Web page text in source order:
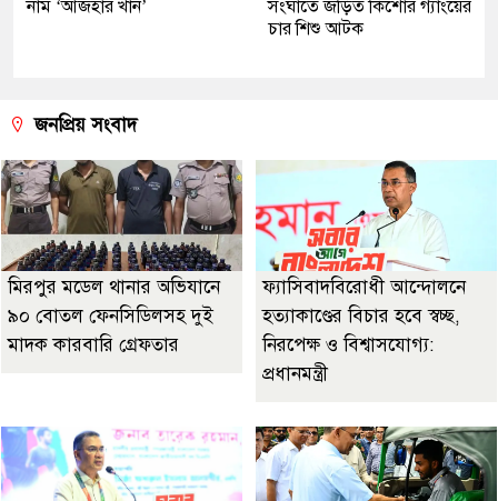
নাম ‘আজহার খান’
সংঘাতে জড়িত কিশোর গ্যাংয়ের
চার শিশু আটক
জনপ্রিয় সংবাদ
মিরপুর মডেল থানার অভিযানে
৯০ বোতল ফেনসিডিলসহ দুই
মাদক কারবারি গ্রেফতার
ফ্যাসিবাদবিরোধী আন্দোলনে
হত্যাকাণ্ডের বিচার হবে স্বচ্ছ,
নিরপেক্ষ ও বিশ্বাসযোগ্য:
প্রধানমন্ত্রী